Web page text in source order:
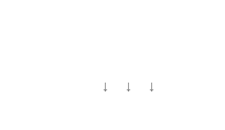
↓ ↓ ↓